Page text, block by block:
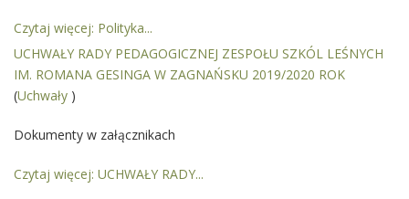
Czytaj więcej: Polityka...
UCHWAŁY RADY PEDAGOGICZNEJ ZESPOŁU SZKÓL LEŚNYCH
IM. ROMANA GESINGA W ZAGNAŃSKU 2019/2020 ROK
(Uchwały )
Dokumenty w załącznikach
Czytaj więcej: UCHWAŁY RADY...